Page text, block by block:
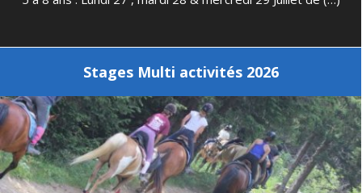
Stages Multi activités 2026